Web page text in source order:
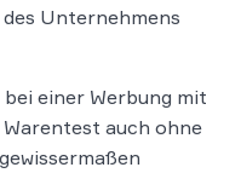
Unternehmens
einer Werbung mit
auch ohne